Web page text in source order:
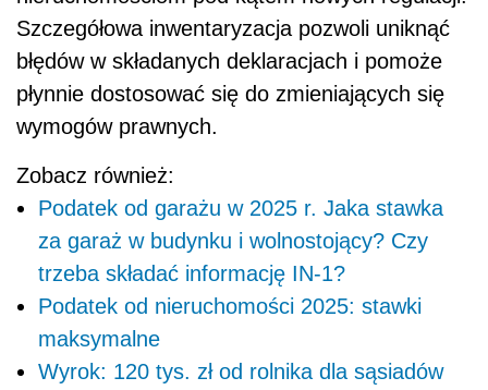
Szczegółowa inwentaryzacja pozwoli uniknąć
błędów w składanych deklaracjach i pomoże
płynnie dostosować się do zmieniających się
wymogów prawnych.
Zobacz również:
Podatek od garażu w 2025 r. Jaka stawka
za garaż w budynku i wolnostojący? Czy
trzeba składać informację IN-1?
Podatek od nieruchomości 2025: stawki
maksymalne
Wyrok: 120 tys. zł od rolnika dla sąsiadów